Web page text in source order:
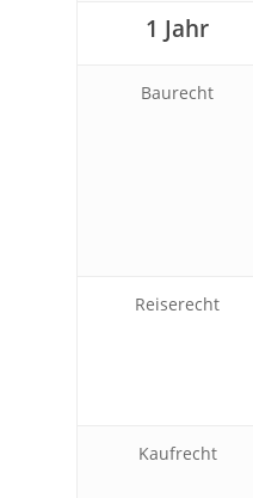
1 Jahr
Baurecht
Reiserecht
Kaufrecht